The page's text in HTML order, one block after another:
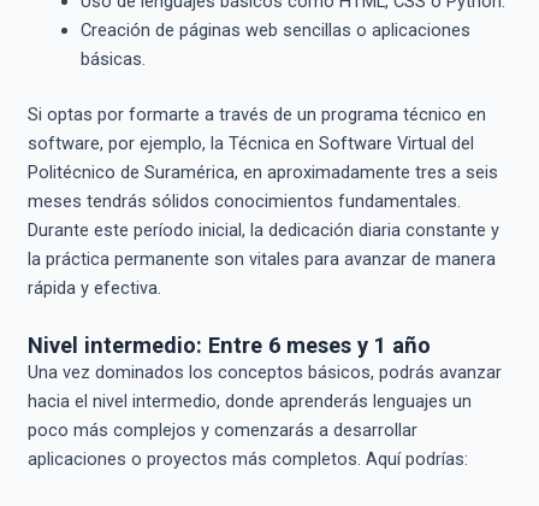
Creación de páginas web sencillas o aplicaciones
básicas.
Si optas por formarte a través de un programa técnico en
software, por ejemplo, la Técnica en Software Virtual del
Politécnico de Suramérica, en aproximadamente tres a seis
meses tendrás sólidos conocimientos fundamentales.
Durante este período inicial, la dedicación diaria constante y
la práctica permanente son vitales para avanzar de manera
rápida y efectiva.
Nivel intermedio: Entre 6 meses y 1 año
Una vez dominados los conceptos básicos, podrás avanzar
hacia el nivel intermedio, donde aprenderás lenguajes un
poco más complejos y comenzarás a desarrollar
aplicaciones o proyectos más completos. Aquí podrías: